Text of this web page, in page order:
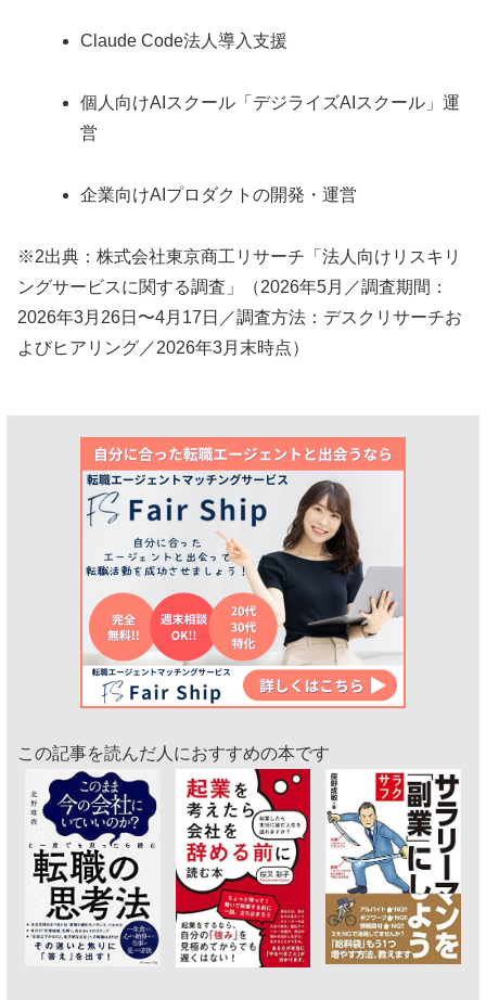
Claude Code法人導入支援
個人向けAIスクール「デジライズAIスクール」運
営
企業向けAIプロダクトの開発・運営
※2出典：株式会社東京商工リサーチ「法人向けリスキリ
ングサービスに関する調査」（2026年5月／調査期間：
2026年3月26日〜4月17日／調査方法：デスクリサーチお
よびヒアリング／2026年3月末時点）
この記事を読んだ人におすすめの本です